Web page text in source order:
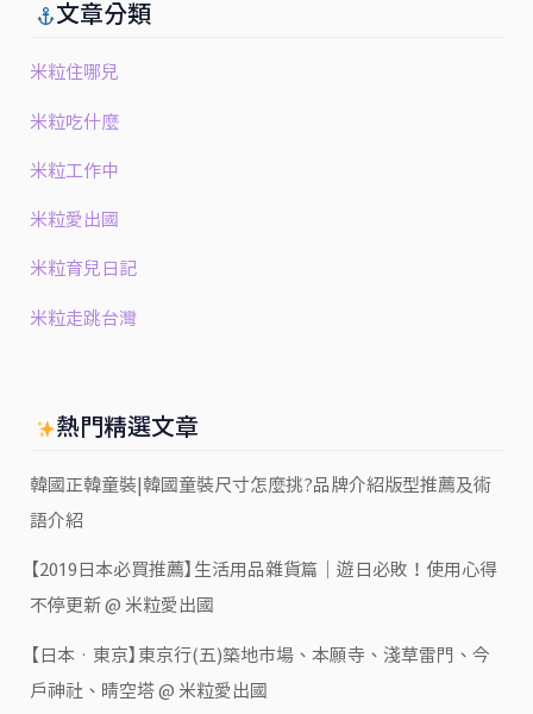
文章分類
米粒住哪兒
米粒吃什麼
米粒工作中
米粒愛出國
米粒育兒日記
米粒走跳台灣
熱門精選文章
韓國正韓童裝|韓國童裝尺寸怎麼挑?品牌介紹版型推薦及術
語介紹
【2019日本必買推薦】生活用品雜貨篇｜遊日必敗！使用心得
不停更新 @ 米粒愛出國
【日本‧東京】東京行(五)築地市場、本願寺、淺草雷門、今
戶神社、晴空塔 @ 米粒愛出國